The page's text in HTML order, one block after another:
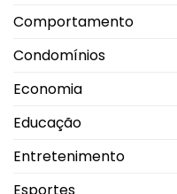
Comportamento
Condomínios
Economia
Educação
Entretenimento